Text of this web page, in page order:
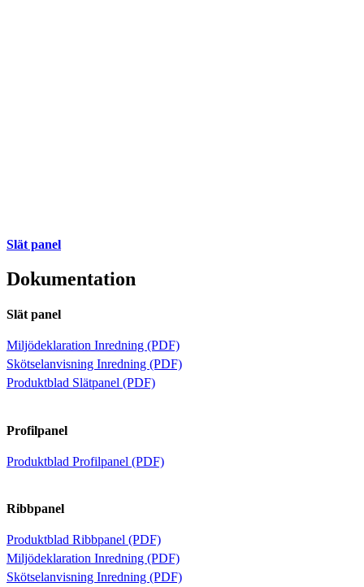
Slät panel
Dokumentation
Slät panel
Miljödeklaration Inredning (PDF)
Skötselanvisning Inredning (PDF)
Produktblad Slätpanel (PDF)
Profilpanel
Produktblad Profilpanel (PDF)
Ribbpanel
Produktblad Ribbpanel (PDF)
Miljödeklaration Inredning (PDF)
Skötselanvisning Inredning (PDF)